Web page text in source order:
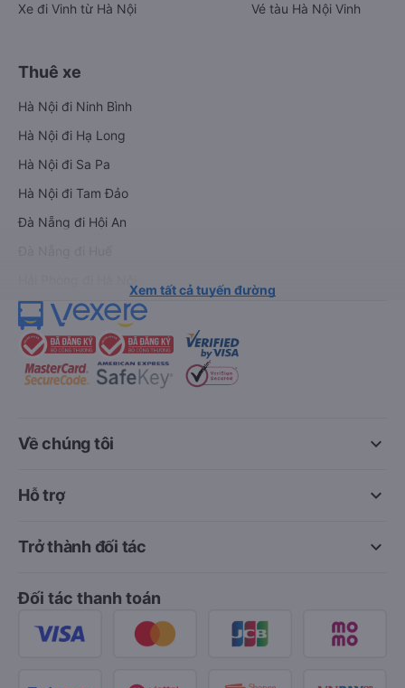
Xe đi Vinh từ Hà Nội
Vé tàu Hà Nội Vinh
Thuê xe
Hà Nội đi Ninh Bình
Hà Nội đi Hạ Long
Hà Nội đi Sa Pa
Hà Nội đi Tam Đảo
Đà Nẵng đi Hội An
Xem tất cả tuyến đường
keyboard_arrow_down
Về chúng tôi
keyboard_arrow_down
Hỗ trợ
keyboard_arrow_down
Trở thành đối tác
Đối tác thanh toán